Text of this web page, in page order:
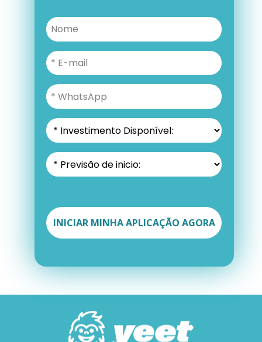
O primeiro passo é preencher
sua aplicação.
INICIAR MINHA APLICAÇÃO AGORA